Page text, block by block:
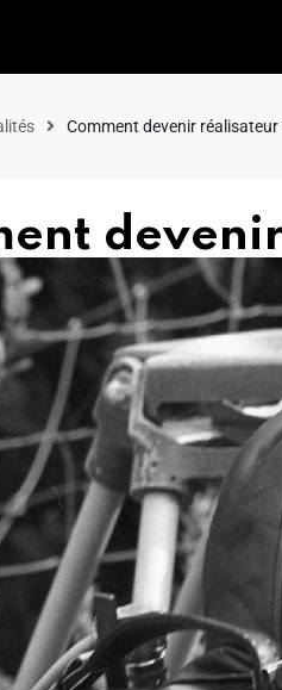
Comment devenir réalisateur